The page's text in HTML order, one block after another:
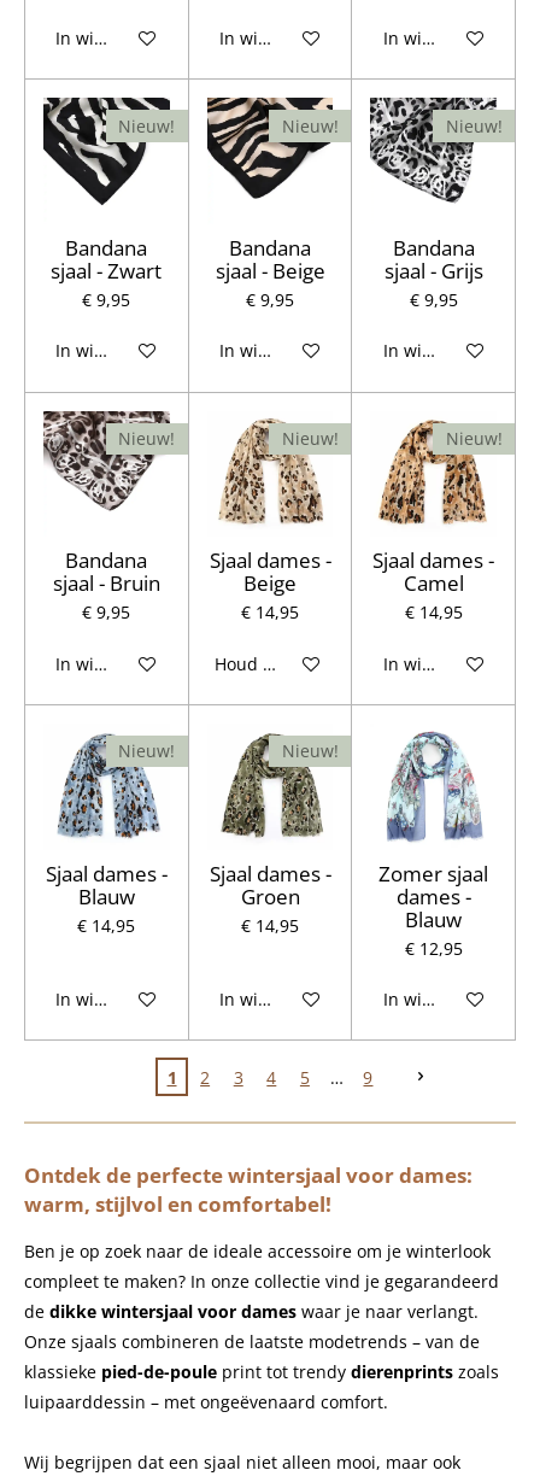
In winkelwagen In winkelwagen In winkelwagen
Nieuw!
Bandana
sjaal - Zwart
€ 9,95
In winkelwagen
Nieuw!
Bandana
sjaal - Beige
€ 9,95
In winkelwagen
Nieuw!
Bandana
sjaal - Grijs
€ 9,95
In winkelwagen
Nieuw!
Bandana
sjaal - Bruin
€ 9,95
In winkelwagen
Nieuw!
Sjaal dames -
Beige
€ 14,95
Houd mij op de hoogte
Nieuw!
Sjaal dames -
Camel
€ 14,95
In winkelwagen
Nieuw!
Sjaal dames -
Blauw
€ 14,95
In winkelwagen
Nieuw!
Sjaal dames -
Groen
€ 14,95
In winkelwagen
Zomer sjaal
dames -
Blauw
€ 12,95
In winkelwagen
1 2 3 4 5 9
Ontdek de perfecte wintersjaal voor dames:
warm, stijlvol en comfortabel!
Ben je op zoek naar de ideale accessoire om je winterlook
compleet te maken? In onze collectie vind je gegarandeerd
de dikke wintersjaal voor dames waar je naar verlangt.
Onze sjaals combineren de laatste modetrends – van de
klassieke pied-de-poule print tot trendy dierenprints zoals
luipaarddessin – met ongeëvenaard comfort.
Wij begrijpen dat een sjaal niet alleen mooi, maar ook